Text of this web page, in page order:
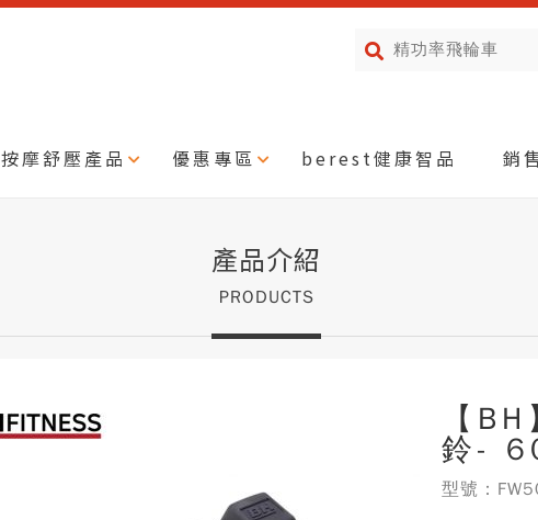
按摩舒壓產品 優惠專區 berest健康智品 銷
產品介紹
PRODUCTS
【
鈴-
型號：